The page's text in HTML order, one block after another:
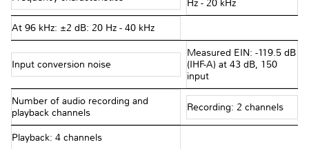
Hz - 20 kHz
At 96 kHz: ±2 dB: 20 Hz - 40 kHz
Input conversion noise
Measured EIN: -119.5 dB
(IHF-A) at 43 dB, 150 Ω
input
Number of audio recording and
playback channels
Recording: 2 channels
Playback: 4 channels